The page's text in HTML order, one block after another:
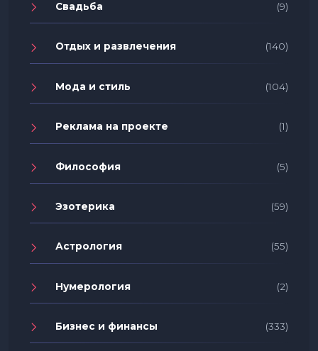
Свадьба (9)
Отдых и развлечения (140)
Мода и стиль (104)
Реклама на проекте (1)
Философия (5)
Эзотерика (59)
Астрология (55)
Нумерология (2)
Бизнес и финансы (333)